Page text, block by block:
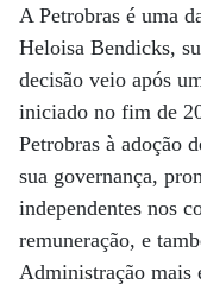
A Petrobras é uma
Heloisa Bendicks,
decisão veio após
iniciado no fim de
Petrobras à adoção
sua governança,
independentes nos
remuneração, e
Administração mais